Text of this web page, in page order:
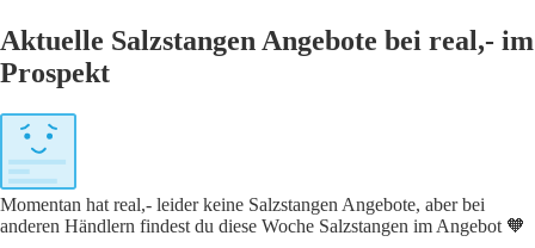
Aktuelle Salzstangen Angebote bei real,- im
Prospekt
Momentan hat real,- leider keine Salzstangen Angebote, aber bei
anderen Händlern findest du diese Woche Salzstangen im Angebot 🧡